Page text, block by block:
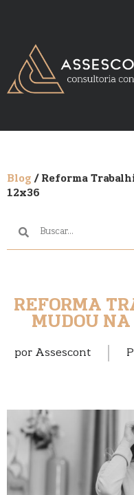
Blog/ Reforma
12x36
REFORMA
MUDOU
por Assescont